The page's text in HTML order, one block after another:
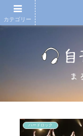
ハードロック
カテゴリー